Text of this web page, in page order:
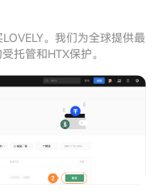
。我们为全球提供最
托管和HTX保护。